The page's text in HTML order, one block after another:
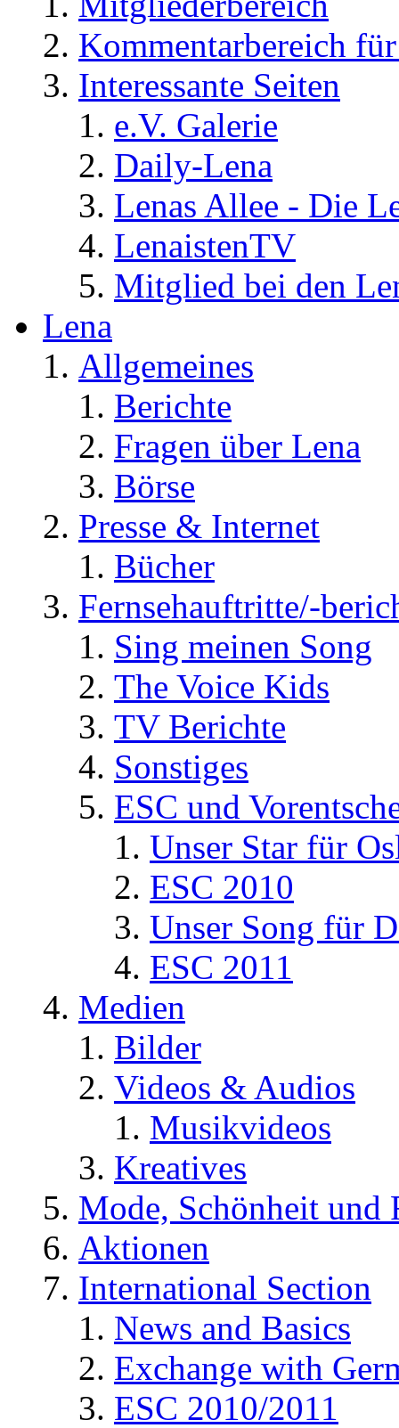
Kommentarbereich
Interessante Seiten
e.V. Galerie
Daily-Lena
Lenas Allee - Die
LenaistenTV
Mitglied bei den
Lena
Allgemeines
Berichte
Fragen über Lena
Börse
Presse & Internet
Bücher
Fernsehauftritte/-
Sing meinen Song
The Voice Kids
TV Berichte
Sonstiges
ESC und
Unser Star für
ESC 2010
Unser Song für
ESC 2011
Medien
Bilder
Videos & Audios
Musikvideos
Kreatives
Mode, Schönheit und
Aktionen
International Section
News and Basics
Exchange with
ESC 2010/2011